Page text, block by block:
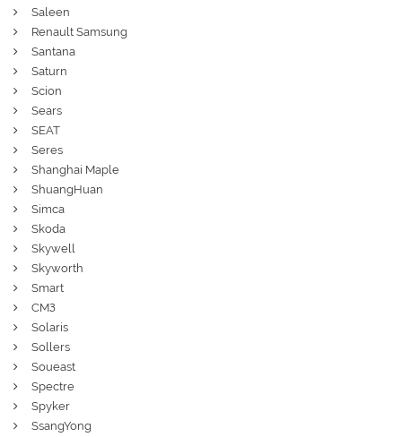
Saleen
Renault Samsung
Santana
Saturn
Scion
Sears
SEAT
Seres
Shanghai Maple
ShuangHuan
Simca
Skoda
Skywell
Skyworth
Smart
СМЗ
Solaris
Sollers
Soueast
Spectre
Spyker
SsangYong